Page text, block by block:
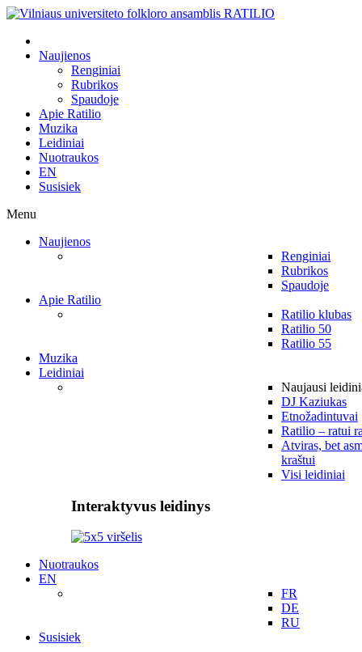
Naujienos
Renginiai
Rubrikos
Spaudoje
Apie Ratilio
Muzika
Leidiniai
Nuotraukos
EN
Susisiek
Menu
Naujienos
Renginiai
Rubrikos
Spaudoje
Apie Ratilio
Ratilio klubas
Ratilio 50
Ratilio 55
Muzika
Leidiniai
Naujausi
DJ Kaziukas
Etnožadintuvai
Ratilio – ratui
Atviras, bet
kraštui
Visi leidiniai
Interaktyvus leidinys
Nuotraukos
EN
FR
DE
RU
Susisiek